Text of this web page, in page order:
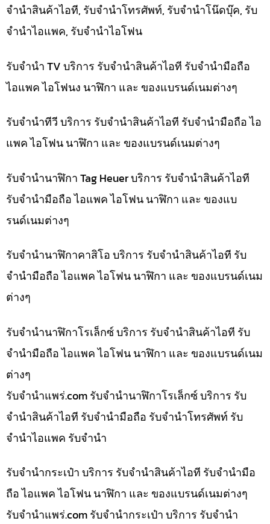
จำนำสินค้าไอที, รับจำนำโทรศัพท์, รับจำนำโน๊ดบุ๊ค, รับ
จำนำไอแพค, รับจำนำไอโฟน
รับจำนำ TV บริการ รับจำนำสินค้าไอที รับจำนำมือถือ
ไอแพค ไอโฟนง นาฬิกา และ ของแบรนด์เนมต่างๆ
รับจำนำทีวี บริการ รับจำนำสินค้าไอที รับจำนำมือถือ ไอ
แพค ไอโฟน นาฬิกา และ ของแบรนด์เนมต่างๆ
รับจำนำนาฬิกา Tag Heuer บริการ รับจำนำสินค้าไอที
รับจำนำมือถือ ไอแพค ไอโฟน นาฬิกา และ ของแบ
รนด์เนมต่างๆ
รับจำนำนาฬิกาคาสิโอ บริการ รับจำนำสินค้าไอที รับ
จำนำมือถือ ไอแพค ไอโฟน นาฬิกา และ ของแบรนด์เนม
ต่างๆ
รับจำนำนาฬิกาโรเล็กซ์ บริการ รับจำนำสินค้าไอที รับ
จำนำมือถือ ไอแพค ไอโฟน นาฬิกา และ ของแบรนด์เนม
ต่างๆ
รับจํานําแพร่.com รับจำนำนาฬิกาโรเล็กซ์ บริการ รับ
จำนำสินค้าไอที รับจำนำมือถือ รับจำนำโทรศัพท์ รับ
จำนำไอแพค รับจำนำ
รับจำนำกระเป๋า บริการ รับจำนำสินค้าไอที รับจำนำมือ
ถือ ไอแพค ไอโฟน นาฬิกา และ ของแบรนด์เนมต่างๆ
รับจํานําแพร่.com รับจำนำกระเป๋า บริการ รับจำนำ